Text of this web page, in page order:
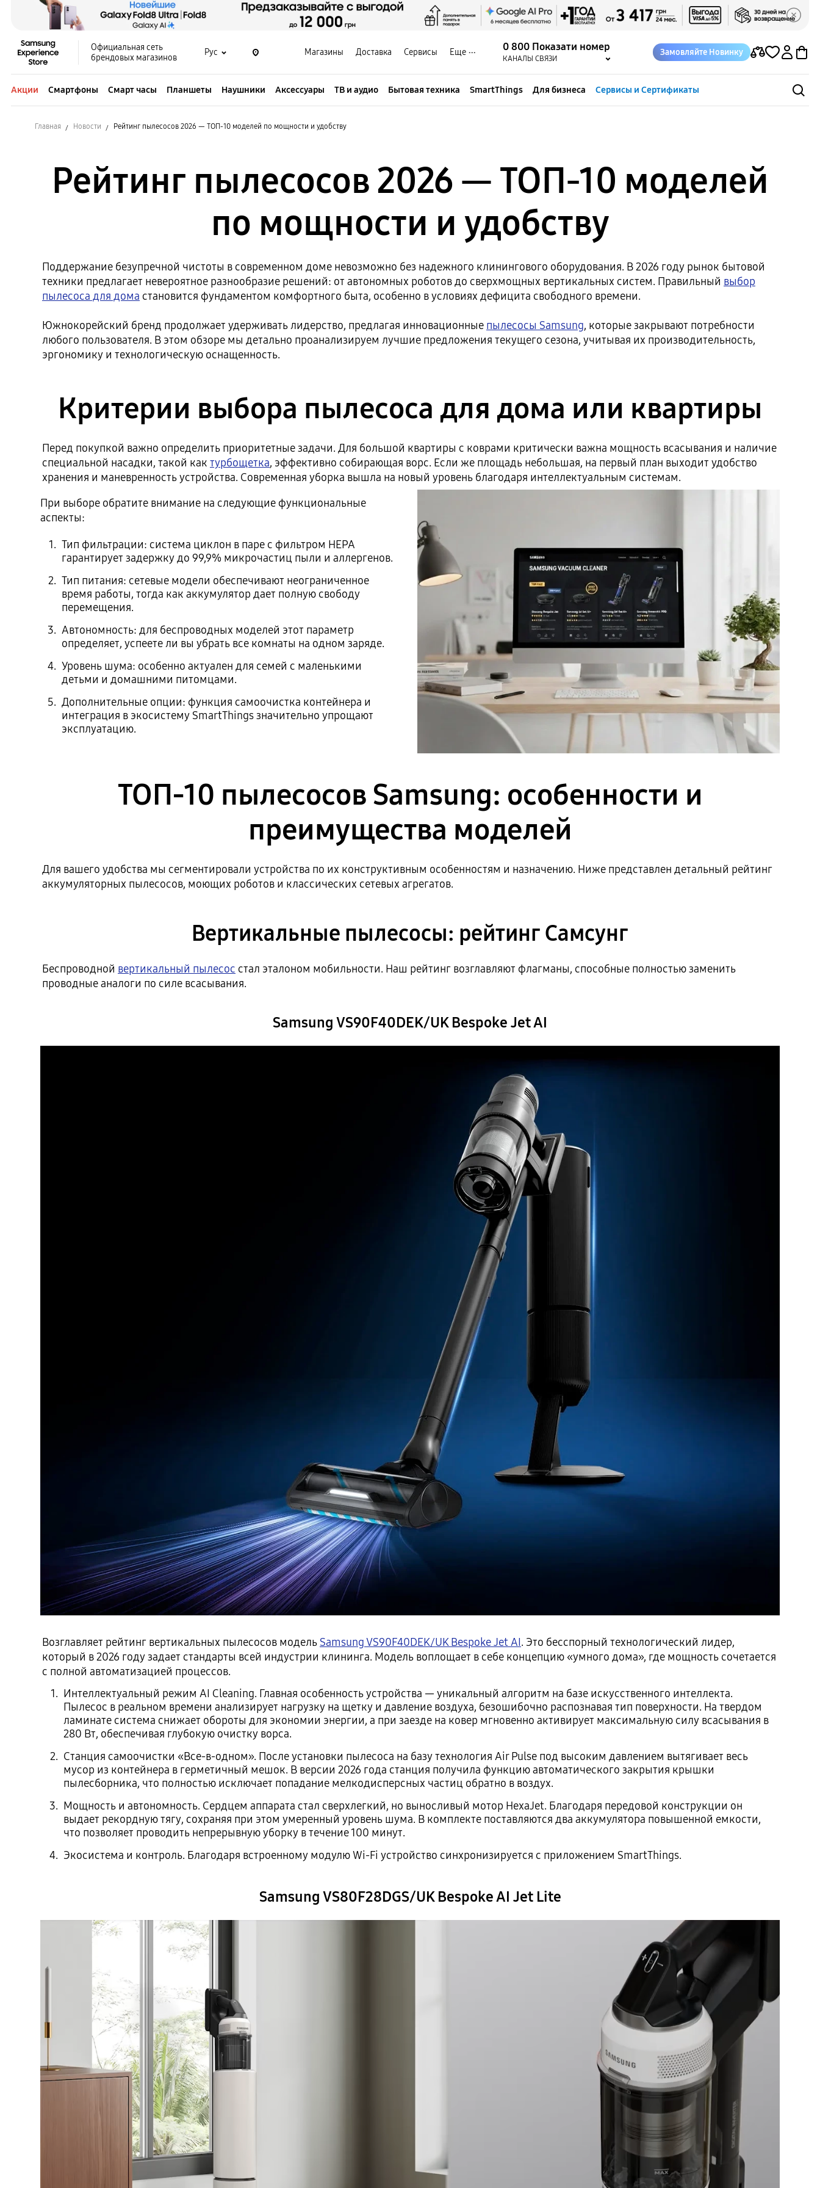
Официальная сеть
брендовых магазинов
Рус Магазины Доставка Сервисы Еще 0 800 Показати номер
КАНАЛЫ СВЯЗИ
Замовляйте Новинку
Акции Смартфоны Смарт часы Планшеты Наушники Аксессуары ТВ и аудио Бытовая техника SmartThings Для бизнеса Сервисы и Сертификаты
Главная Новости Рейтинг пылесосов 2026 — ТОП-10 моделей по мощности и удобству
Рейтинг пылесосов 2026 — ТОП-10 моделей
по мощности и удобству
Поддержание безупречной чистоты в современном доме невозможно без надежного клинингового оборудования. В 2026 году рынок бытовой
техники предлагает невероятное разнообразие решений: от автономных роботов до сверхмощных вертикальных систем. Правильный выбор
пылесоса для дома становится фундаментом комфортного быта, особенно в условиях дефицита свободного времени.
Южнокорейский бренд продолжает удерживать лидерство, предлагая инновационные пылесосы Samsung, которые закрывают потребности
любого пользователя. В этом обзоре мы детально проанализируем лучшие предложения текущего сезона, учитывая их производительность,
эргономику и технологическую оснащенность.
Критерии выбора пылесоса для дома или квартиры
Перед покупкой важно определить приоритетные задачи. Для большой квартиры с коврами критически важна мощность всасывания и наличие
специальной насадки, такой как турбощетка, эффективно собирающая ворс. Если же площадь небольшая, на первый план выходит удобство
хранения и маневренность устройства. Современная уборка вышла на новый уровень благодаря интеллектуальным системам.
При выборе обратите внимание на следующие функциональные
аспекты:
Тип фильтрации: система циклон в паре с фильтром HEPA
гарантирует задержку до 99,9% микрочастиц пыли и аллергенов.
Тип питания: сетевые модели обеспечивают неограниченное
время работы, тогда как аккумулятор дает полную свободу
перемещения.
Автономность: для беспроводных моделей этот параметр
определяет, успеете ли вы убрать все комнаты на одном заряде.
Уровень шума: особенно актуален для семей с маленькими
детьми и домашними питомцами.
Дополнительные опции: функция самоочистка контейнера и
интеграция в экосистему SmartThings значительно упрощают
эксплуатацию.
ТОП-10 пылесосов Samsung: особенности и
преимущества моделей
Для вашего удобства мы сегментировали устройства по их конструктивным особенностям и назначению. Ниже представлен детальный рейтинг
аккумуляторных пылесосов, моющих роботов и классических сетевых агрегатов.
Вертикальные пылесосы: рейтинг Самсунг
Беспроводной вертикальный пылесос стал эталоном мобильности. Наш рейтинг возглавляют флагманы, способные полностью заменить
проводные аналоги по силе всасывания.
Samsung VS90F40DEK/UK Bespoke Jet AI
Возглавляет рейтинг вертикальных пылесосов модель Samsung VS90F40DEK/UK Bespoke Jet AI. Это бесспорный технологический лидер,
который в 2026 году задает стандарты всей индустрии клининга. Модель воплощает в себе концепцию «умного дома», где мощность сочетается
с полной автоматизацией процессов.
Интеллектуальный режим AI Cleaning. Главная особенность устройства — уникальный алгоритм на базе искусственного интеллекта.
Пылесос в реальном времени анализирует нагрузку на щетку и давление воздуха, безошибочно распознавая тип поверхности. На твердом
ламинате система снижает обороты для экономии энергии, а при заезде на ковер мгновенно активирует максимальную силу всасывания в
280 Вт, обеспечивая глубокую очистку ворса.
Станция самоочистки «Все-в-одном». После установки пылесоса на базу технология Air Pulse под высоким давлением вытягивает весь
мусор из контейнера в герметичный мешок. В версии 2026 года станция получила функцию автоматического закрытия крышки
пылесборника, что полностью исключает попадание мелкодисперсных частиц обратно в воздух.
Мощность и автономность. Сердцем аппарата стал сверхлегкий, но выносливый мотор HexaJet. Благодаря передовой конструкции он
выдает рекордную тягу, сохраняя при этом умеренный уровень шума. В комплекте поставляются два аккумулятора повышенной емкости,
что позволяет проводить непрерывную уборку в течение 100 минут.
Экосистема и контроль. Благодаря встроенному модулю Wi-Fi устройство синхронизируется с приложением SmartThings.
Samsung VS80F28DGS/UK Bespoke AI Jet Lite